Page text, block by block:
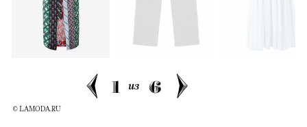
1 из 6
© LAMODA.RU